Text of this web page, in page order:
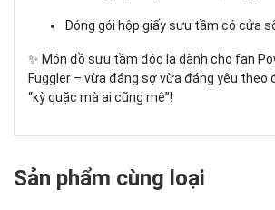
Đóng gói hộp giấy sưu tầm có cửa
✨ Món đồ sưu tầm độc lạ dành cho fan
Fuggler – vừa đáng sợ vừa đáng yêu theo
“kỳ quặc mà ai cũng mê”!
Sản phẩm cùng loại